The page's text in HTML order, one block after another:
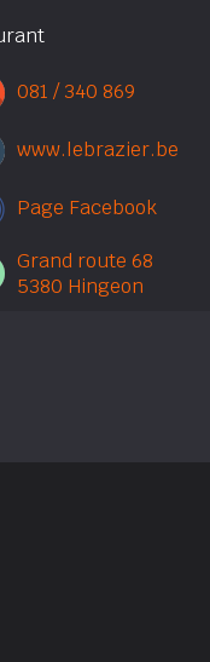
081 / 340 869
www.lebrazier.be
Page Facebook
Grand route 68
5380 Hingeon